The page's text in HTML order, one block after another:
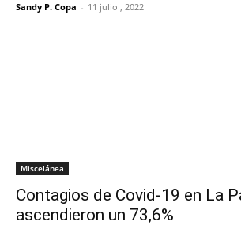
Sandy P. Copa - 11 julio , 2022
Miscelánea
Contagios de Covid-19 en La
ascendieron un 73,6%